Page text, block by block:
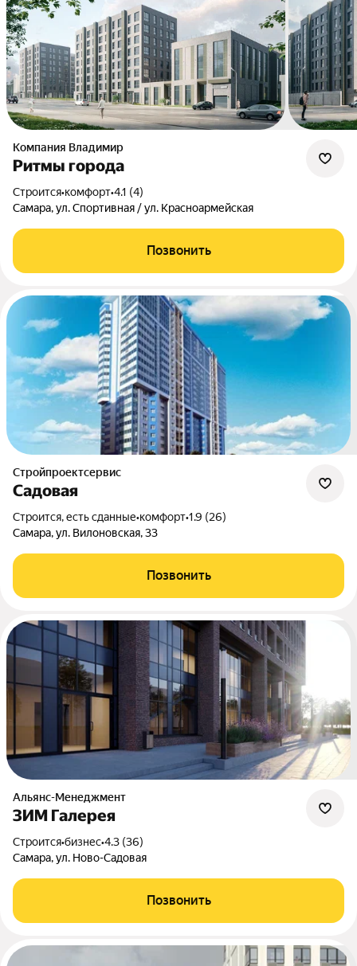
Компания Владимир
Ритмы города
Строится•комфорт•4.1 (4)
Самара, ул. Спортивная / ул. Красноармейская
Позвонить
Стройпроектсервис
Садовая
Строится, есть сданные•комфорт•1.9 (26)
Самара, ул. Вилоновская, 33
Позвонить
Альянс-Менеджмент
ЗИМ Галерея
Строится•бизнес•4.3 (36)
Самара, ул. Ново-Садовая
Позвонить